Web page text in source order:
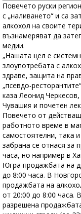
Повечето руски
с „наливането“ и са
алкохол на своите
възнамеряват да
медии.
„Нашата цел е
злоупотребата с
здраве, защита на
„псевдо-
каза Леонид
Чувашия и почетен
Повечето от
работното време в
самостоятелни, така
забрана се отнася за
часа, но например в
Югра продажбата на
до 8:00 часа. В
продажбата на
от 20:00 до 8:00 часа.
разрешена